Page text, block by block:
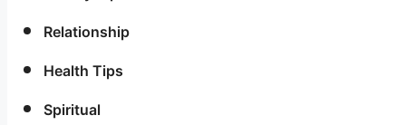
Relationship
Health Tips
Spiritual